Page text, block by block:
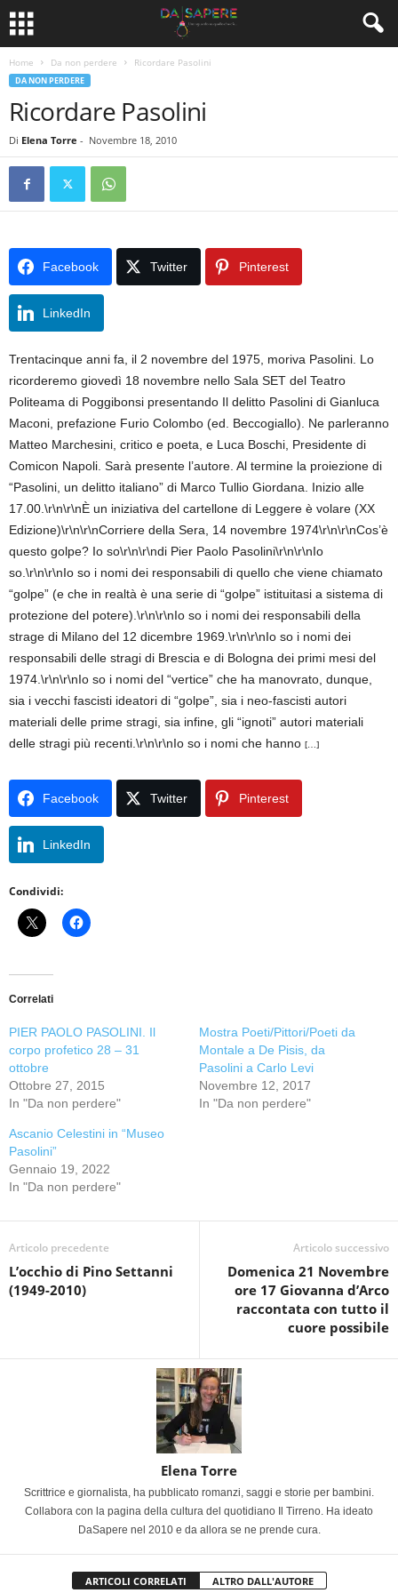
Home Da non perdere Ricordare Pasolini
DA NON PERDERE
Ricordare Pasolini
Di Elena Torre - Novembre 18, 2010
Facebook Twitter Pinterest
LinkedIn
Trentacinque anni fa, il 2 novembre del 1975, moriva Pasolini. Lo
ricorderemo giovedì 18 novembre nello Sala SET del Teatro
Politeama di Poggibonsi presentando Il delitto Pasolini di Gianluca
Maconi, prefazione Furio Colombo (ed. Beccogiallo). Ne parleranno
Matteo Marchesini, critico e poeta, e Luca Boschi, Presidente di
Comicon Napoli. Sarà presente l’autore. Al termine la proiezione di
“Pasolini, un delitto italiano” di Marco Tullio Giordana. Inizio alle
17.00.\r\n\r\nÈ un iniziativa del cartellone di Leggere è volare (XX
Edizione)\r\n\r\nCorriere della Sera, 14 novembre 1974\r\n\r\nCos’è
questo golpe? Io so\r\n\r\ndi Pier Paolo Pasolini\r\n\r\nIo
so.\r\n\r\nIo so i nomi dei responsabili di quello che viene chiamato
“golpe” (e che in realtà è una serie di “golpe” istituitasi a sistema di
protezione del potere).\r\n\r\nIo so i nomi dei responsabili della
strage di Milano del 12 dicembre 1969.\r\n\r\nIo so i nomi dei
responsabili delle stragi di Brescia e di Bologna dei primi mesi del
1974.\r\n\r\nIo so i nomi del “vertice” che ha manovrato, dunque,
sia i vecchi fascisti ideatori di “golpe”, sia i neo-fascisti autori
materiali delle prime stragi, sia infine, gli “ignoti” autori materiali
delle stragi più recenti.\r\n\r\nIo so i nomi che hanno […]
Facebook Twitter Pinterest
LinkedIn
Condividi:
Correlati
PIER PAOLO PASOLINI. Il
corpo profetico 28 – 31
ottobre
Ottobre 27, 2015
In "Da non perdere"
Mostra Poeti/Pittori/Poeti da
Montale a De Pisis, da
Pasolini a Carlo Levi
Novembre 12, 2017
In "Da non perdere"
Ascanio Celestini in “Museo
Pasolini”
Gennaio 19, 2022
In "Da non perdere"
Articolo precedente
L’occhio di Pino Settanni
(1949-2010)
Articolo successivo
Domenica 21 Novembre
ore 17 Giovanna d’Arco
raccontata con tutto il
cuore possibile
Elena Torre
Scrittrice e giornalista, ha pubblicato romanzi, saggi e storie per bambini.
Collabora con la pagina della cultura del quotidiano Il Tirreno. Ha ideato
DaSapere nel 2010 e da allora se ne prende cura.
ARTICOLI CORRELATI ALTRO DALL'AUTORE